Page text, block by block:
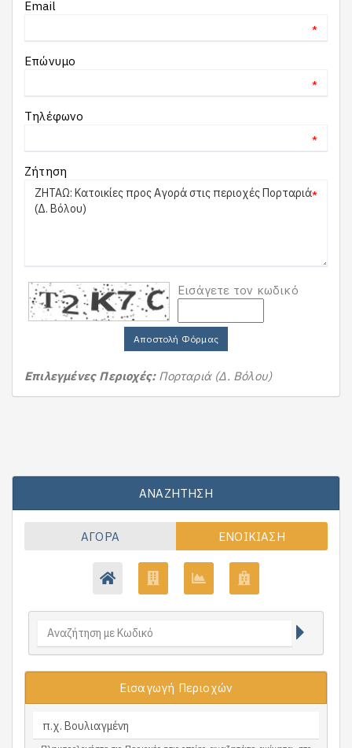
Email
*
Επώνυμο
*
Τηλέφωνο
*
Ζήτηση
*
Εισάγετε τον κωδικό
Αποστολή Φόρμας
Επιλεγμένες Περιοχές: Πορταριά (Δ. Βόλου)
ΑΝΑΖΉΤΗΣΗ
ΑΓΟΡΆ ΕΝΟΙΚΊΑΣΗ
Εισαγωγή Περιοχών